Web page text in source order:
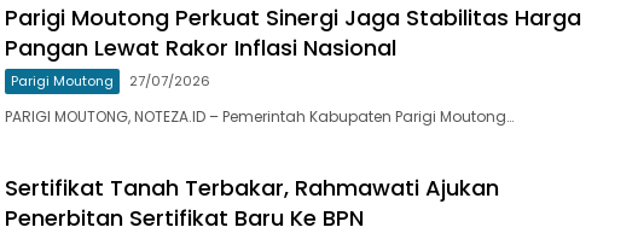
Parigi Moutong Perkuat Sinergi Jaga Stabilitas Harga
Pangan Lewat Rakor Inflasi Nasional
Parigi Moutong 27/07/2026
PARIGI MOUTONG, NOTEZA.ID – Pemerintah Kabupaten Parigi Moutong…
Sertifikat Tanah Terbakar, Rahmawati Ajukan
Penerbitan Sertifikat Baru Ke BPN